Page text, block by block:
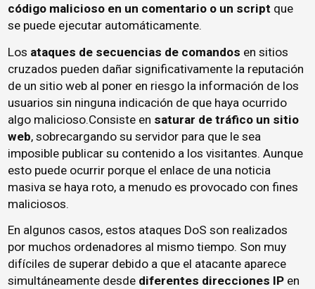
código malicioso en un comentario o un script que
se puede ejecutar automáticamente.
Los ataques de secuencias de comandos en sitios
cruzados pueden dañar significativamente la reputación
de un sitio web al poner en riesgo la información de los
usuarios sin ninguna indicación de que haya ocurrido
algo malicioso.Consiste en saturar de tráfico un sitio
web, sobrecargando su servidor para que le sea
imposible publicar su contenido a los visitantes. Aunque
esto puede ocurrir porque el enlace de una noticia
masiva se haya roto, a menudo es provocado con fines
maliciosos.
En algunos casos, estos ataques DoS son realizados
por muchos ordenadores al mismo tiempo. Son muy
difíciles de superar debido a que el atacante aparece
simultáneamente desde diferentes direcciones IP en